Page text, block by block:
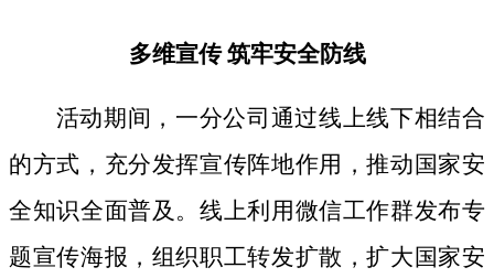
多维宣传筑牢安全防线
活动期间， 一分公司通过线上线下相结合
的方式， 充分发挥宣传阵地作用，推动国家安
全知识全面普及。线上利用微信工作群发布专
题宣传海报，组织职工转发扩散，扩大国家安